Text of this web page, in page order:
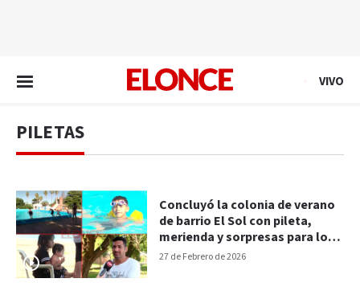
VIVO
PILETAS
27 de Febrero de 2026
Concluyó la colonia de verano
de barrio El Sol con pileta,
merienda y sorpresas para los
chicos